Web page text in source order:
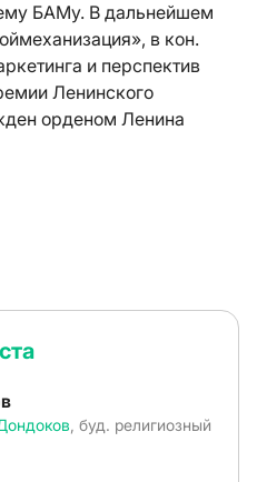
БАМу. В дальнейшем
в кон.
и перспектив
Ленинского
орденом Ленина
, буд. религиозный